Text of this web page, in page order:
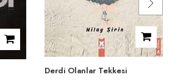
Derdi Olanlar Tekkesi